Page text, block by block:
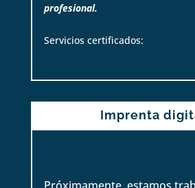
profesional.
Servicios certificados:
Imprenta